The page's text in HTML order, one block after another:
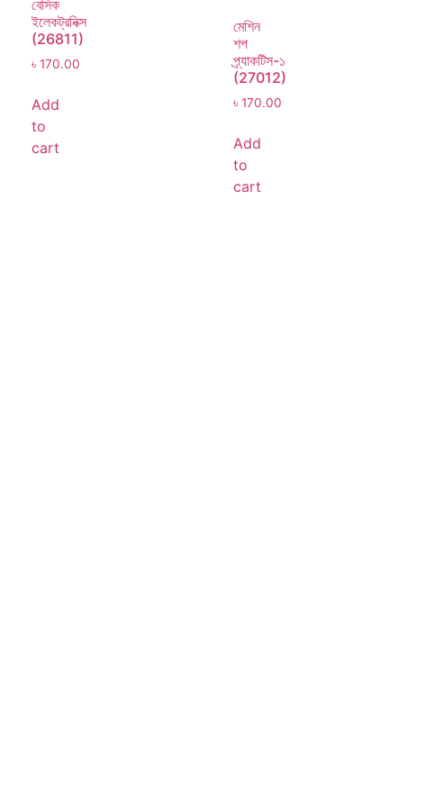
বেসিক
ইলেকট্রনিক্স
(26811)
৳ 170.00
Add
to
cart
মেশিন
শপ
প্র্যাকটিস-১
(27012)
৳ 170.00
Add
to
cart